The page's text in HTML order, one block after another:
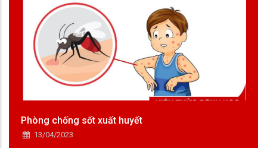
Phòng chống sốt xuất huyết
13/04/2023